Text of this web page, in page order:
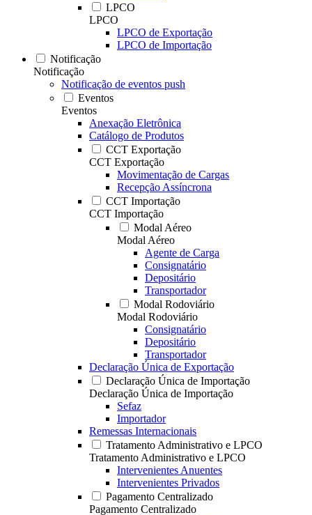
LPCO
LPCO
LPCO de Exportação
LPCO de Importação
Notificação
Notificação
Notificação de eventos push
Eventos
Eventos
Anexação Eletrônica
Catálogo de Produtos
CCT Exportação
CCT Exportação
Movimentação de Cargas
Recepção Assíncrona
CCT Importação
CCT Importação
Modal Aéreo
Modal Aéreo
Agente de Carga
Consignatário
Depositário
Transportador
Modal Rodoviário
Modal Rodoviário
Consignatário
Depositário
Transportador
Declaração Única de Exportação
Declaração Única de Importação
Declaração Única de Importação
Sefaz
Importador
Remessas Internacionais
Tratamento Administrativo e LPCO
Tratamento Administrativo e LPCO
Intervenientes Anuentes
Intervenientes Privados
Pagamento Centralizado
Pagamento Centralizado